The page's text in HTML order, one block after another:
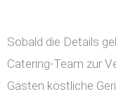
Sobald die Details
Catering-Team zur
Gästen köstliche